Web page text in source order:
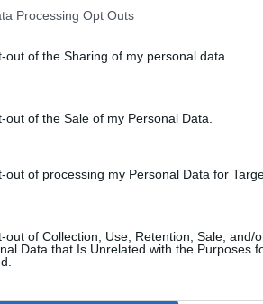
Processing Opt Outs
out of the Sharing of my personal data.
out of the Sale of my Personal Data.
out of processing my Personal Data for
out of Collection, Use, Retention, Sale, and/
Data that Is Unrelated with the Purposes
residencia oficial para la presidenta"
no puede destinar directamente la venta del ático